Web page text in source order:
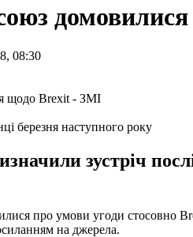
08:30
березня наступного року
зустріч
про умови угоди стосовно
на джерела.